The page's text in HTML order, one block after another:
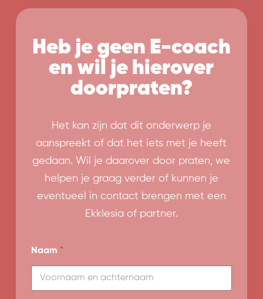
Heb je geen E-coach
en wil je hierover
doorpraten?
Het kan zijn dat dit onderwerp je
aanspreekt of dat het iets met je heeft
gedaan. Wil je daarover door praten, we
helpen je graag verder of kunnen je
eventueel in contact brengen met een
Ekklesia of partner.
e
r
Naam *